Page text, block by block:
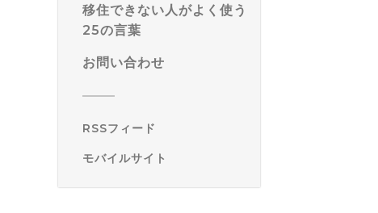
移住できない人がよく使う
25の言葉
お問い合わせ
RSSフィード
モバイルサイト